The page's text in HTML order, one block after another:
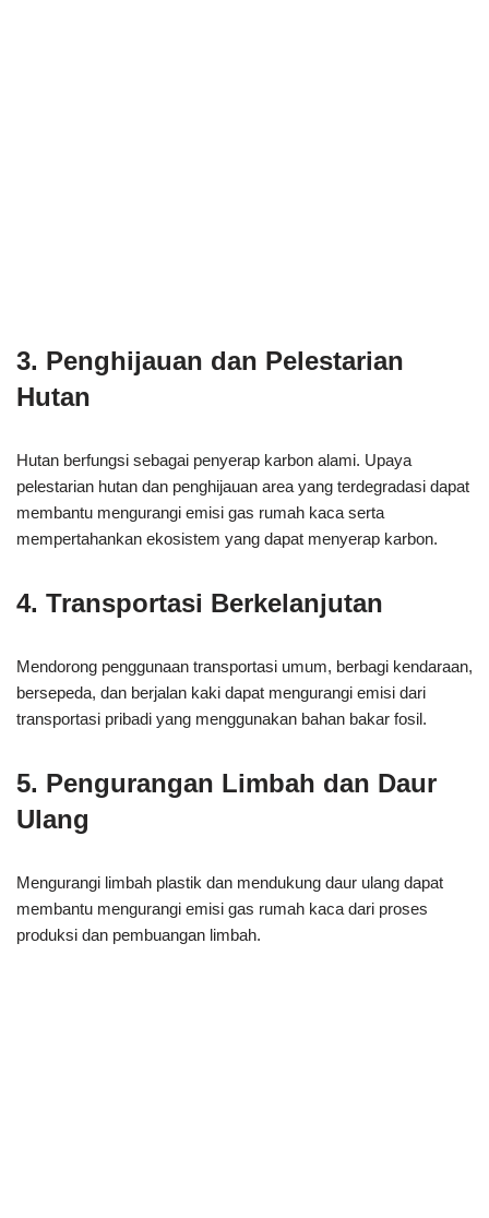
3. Penghijauan dan Pelestarian
Hutan
Hutan berfungsi sebagai penyerap karbon alami. Upaya
pelestarian hutan dan penghijauan area yang terdegradasi dapat
membantu mengurangi emisi gas rumah kaca serta
mempertahankan ekosistem yang dapat menyerap karbon.
4. Transportasi Berkelanjutan
Mendorong penggunaan transportasi umum, berbagi kendaraan,
bersepeda, dan berjalan kaki dapat mengurangi emisi dari
transportasi pribadi yang menggunakan bahan bakar fosil.
5. Pengurangan Limbah dan Daur
Ulang
Mengurangi limbah plastik dan mendukung daur ulang dapat
membantu mengurangi emisi gas rumah kaca dari proses
produksi dan pembuangan limbah.